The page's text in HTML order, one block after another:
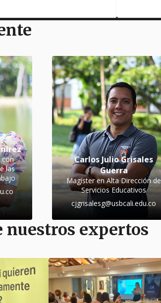
con
las
Carlos Julio Grisales
Guerra
Magíster en Alta Dirección de
Servicios Educativos
cjgrisalesg@usbcali.edu.co
nuestros expertos